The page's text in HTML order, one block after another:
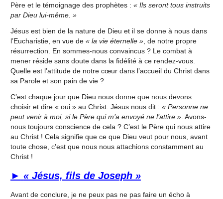
Père et le témoignage des prophètes : « Ils seront tous instruits
par Dieu lui-même. »
Jésus est bien de la nature de Dieu et il se donne à nous dans
l’Eucharistie, en vue de « la vie éternelle », de notre propre
résurrection. En sommes-nous convaincus ? Le combat à
mener réside sans doute dans la fidélité à ce rendez-vous.
Quelle est l’attitude de notre cœur dans l’accueil du Christ dans
sa Parole et son pain de vie ?
C’est chaque jour que Dieu nous donne que nous devons
choisir et dire « oui » au Christ. Jésus nous dit : « Personne ne
peut venir à moi, si le Père qui m’a envoyé ne l’attire ». Avons-
nous toujours conscience de cela ? C’est le Père qui nous attire
au Christ ! Cela signifie que ce que Dieu veut pour nous, avant
toute chose, c’est que nous nous attachions constamment au
Christ !
► « Jésus, fils de Joseph »
Avant de conclure, je ne peux pas ne pas faire un écho à